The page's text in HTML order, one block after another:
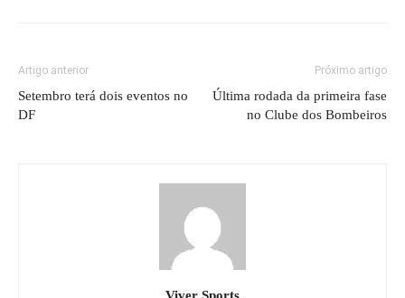
Artigo anterior
Setembro terá dois eventos no
DF
Próximo artigo
Última rodada da primeira fase
no Clube dos Bombeiros